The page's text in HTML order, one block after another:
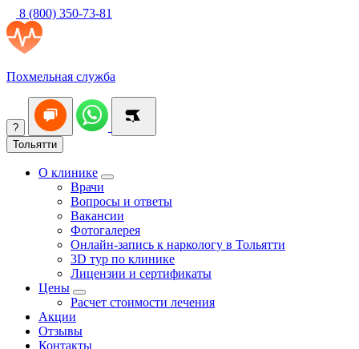
8 (800) 350-73-81
Похмельная служба
?
Тольятти
О клинике
Врачи
Вопросы и ответы
Вакансии
Фотогалерея
Онлайн-запись к наркологу в Тольятти
3D тур по клинике
Лицензии и сертификаты
Цены
Расчет стоимости лечения
Акции
Отзывы
Контакты